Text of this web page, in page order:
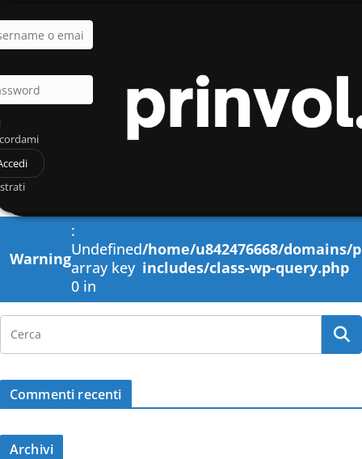
o email
Warning
:
Undefined
array key
0 in
/home/u842476668/
includes/class-wp-query.php
Commenti recenti
Archivi